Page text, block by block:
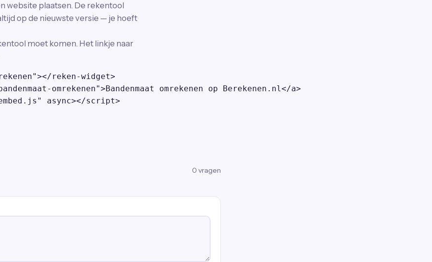
website plaatsen. De rekentool
op de nieuwste versie — je hoeft
moet komen. Het linkje naar
reken-widget>
omrekenen">Bandenmaat omrekenen op Berekenen.nl</a>
async></script>
0 vragen